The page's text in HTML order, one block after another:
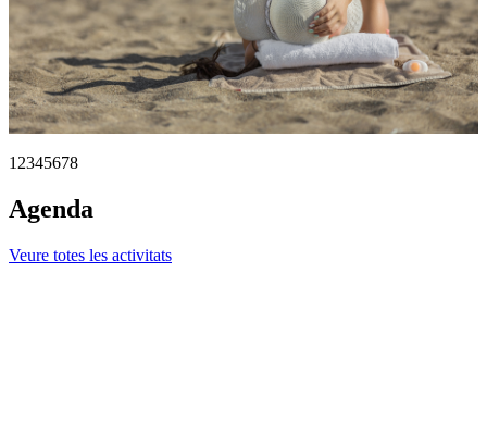
1 2345678
Agenda
Veure totes les activitats